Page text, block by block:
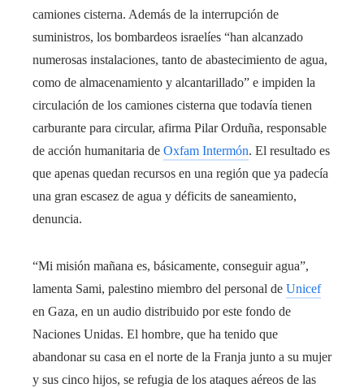
camiones cisterna. Además de la interrupción de
suministros, los bombardeos israelíes “han alcanzado
numerosas instalaciones, tanto de abastecimiento de agua,
como de almacenamiento y alcantarillado” e impiden la
circulación de los camiones cisterna que todavía tienen
carburante para circular, afirma Pilar Orduña, responsable
de acción humanitaria de Oxfam Intermón. El resultado es
que apenas quedan recursos en una región que ya padecía
una gran escasez de agua y déficits de saneamiento,
denuncia.
“Mi misión mañana es, básicamente, conseguir agua”,
lamenta Sami, palestino miembro del personal de Unicef
en Gaza, en un audio distribuido por este fondo de
Naciones Unidas. El hombre, que ha tenido que
abandonar su casa en el norte de la Franja junto a su mujer
y sus cinco hijos, se refugia de los ataques aéreos de las